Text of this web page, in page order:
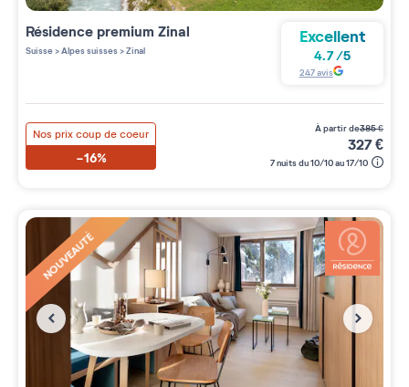
Résidence premium Zinal
Suisse>Alpes suisses>Zinal
Excellent
4.7/5
247avis
Nos prix coup de coeur
-16%
à partir de385€
327€
7 nuits du 10/10 au 17/10
NOUVEAUTÉ